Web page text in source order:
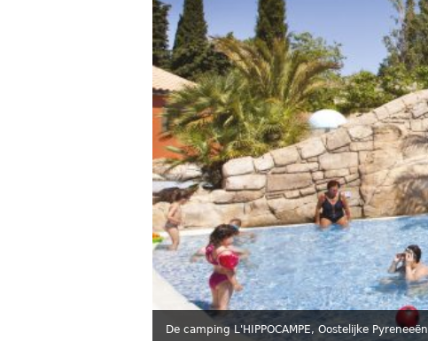
De camping L'HIPPOCAMPE, Oostelijke Pyreneeën